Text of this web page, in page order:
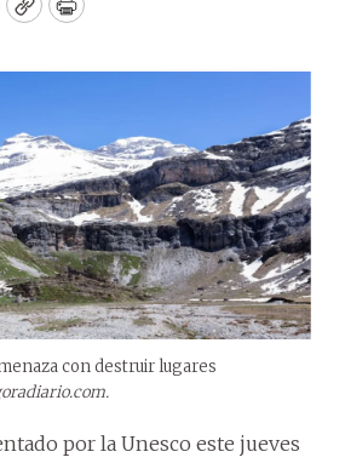
CopyPrint
con destruir lugares
por la Unesco este jueves